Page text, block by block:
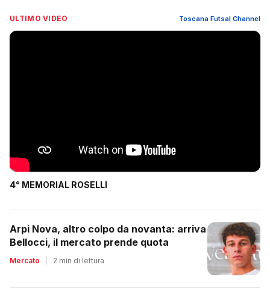
ULTIMO VIDEO Toscana Futsal Channel
4° MEMORIAL ROSELLI
Arpi Nova, altro colpo da novanta: arriva
Bellocci, il mercato prende quota
Mercato 2 min di lettura